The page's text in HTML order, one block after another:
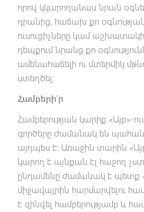
որով կկարողանաս նրան
դրանից, հաճախ քո
ուսուցիչները կամ
դեպքում նրանց քո
ամենահաճելի ու մտերմիկ
ստեղծել։
Համբերի՛ր
Համբերության կարիք «Այբ»-
գործերը ժամանակ են
այդպես է։ Առաջին տարին
կարող է այնքան էլ հաջող
ընդամենը ժամանակ է պետք
միջավայրին հարմարվելու
է զինվել համբերությամբ և